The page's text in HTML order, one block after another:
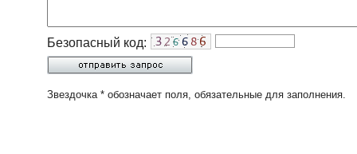
Безопасный код:
Звездочка * обозначает поля, обязательные для заполнения.